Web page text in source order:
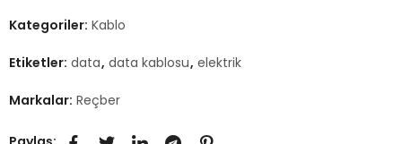
Kategoriler: Kablo
Etiketler: data, data kablosu, elektrik
Markalar: Reçber